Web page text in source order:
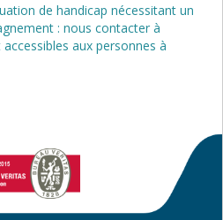
de handicap nécessitant un
: nous contacter à
aux personnes à